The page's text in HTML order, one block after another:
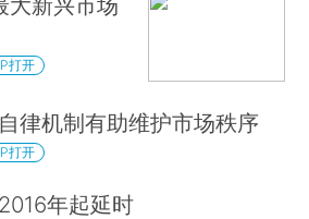
打开
律机制有助维护市场秩序
打开
年起延时